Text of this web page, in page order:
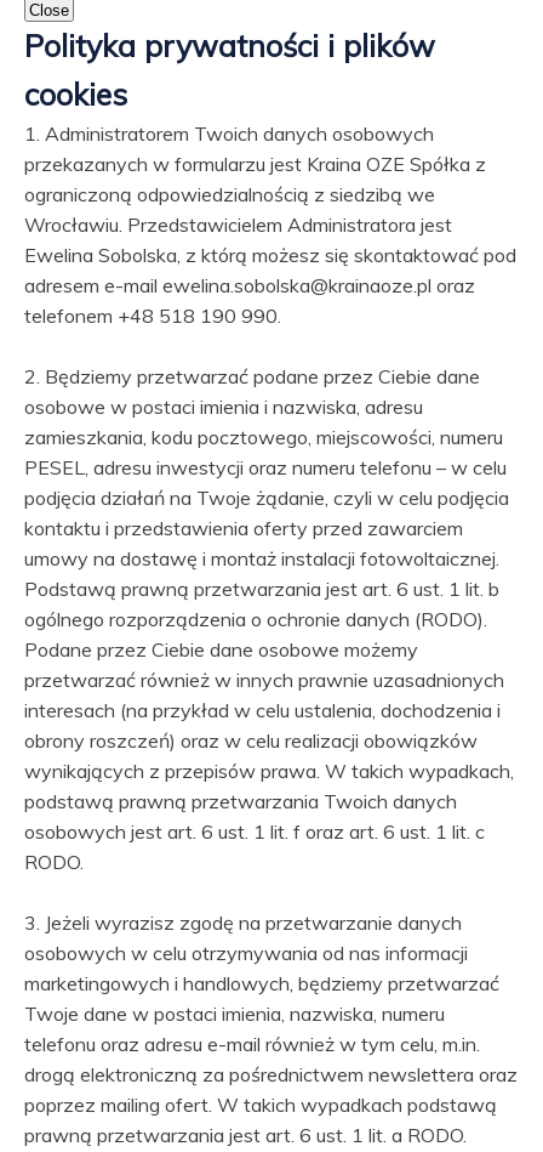
Close
Polityka prywatności i plików
cookies
1. Administratorem Twoich danych osobowych
przekazanych w formularzu jest Kraina OZE Spółka z
ograniczoną odpowiedzialnością z siedzibą we
Wrocławiu. Przedstawicielem Administratora jest
Ewelina Sobolska, z którą możesz się skontaktować pod
adresem e-mail ewelina.sobolska@krainaoze.pl oraz
telefonem +48 518 190 990.
2. Będziemy przetwarzać podane przez Ciebie dane
osobowe w postaci imienia i nazwiska, adresu
zamieszkania, kodu pocztowego, miejscowości, numeru
PESEL, adresu inwestycji oraz numeru telefonu – w celu
podjęcia działań na Twoje żądanie, czyli w celu podjęcia
kontaktu i przedstawienia oferty przed zawarciem
umowy na dostawę i montaż instalacji fotowoltaicznej.
Podstawą prawną przetwarzania jest art. 6 ust. 1 lit. b
ogólnego rozporządzenia o ochronie danych (RODO).
Podane przez Ciebie dane osobowe możemy
przetwarzać również w innych prawnie uzasadnionych
interesach (na przykład w celu ustalenia, dochodzenia i
obrony roszczeń) oraz w celu realizacji obowiązków
wynikających z przepisów prawa. W takich wypadkach,
podstawą prawną przetwarzania Twoich danych
osobowych jest art. 6 ust. 1 lit. f oraz art. 6 ust. 1 lit. c
RODO.
3. Jeżeli wyrazisz zgodę na przetwarzanie danych
osobowych w celu otrzymywania od nas informacji
marketingowych i handlowych, będziemy przetwarzać
Twoje dane w postaci imienia, nazwiska, numeru
telefonu oraz adresu e-mail również w tym celu, m.in.
drogą elektroniczną za pośrednictwem newslettera oraz
poprzez mailing ofert. W takich wypadkach podstawą
prawną przetwarzania jest art. 6 ust. 1 lit. a RODO.